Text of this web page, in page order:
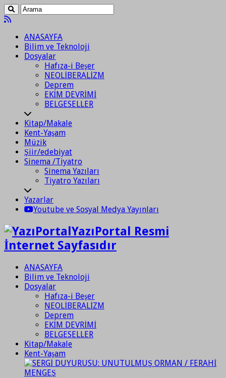
ANASAYFA
Bilim ve Teknoloji
Dosyalar
Hafıza-i Beşer
NEOLİBERALİZM
Deprem
EKİM DEVRİMİ
BELGESELLER
Kitap/Makale
Kent-Yaşam
Müzik
Şiir/edebiyat
Sinema /Tiyatro
Sinema Yazıları
Tiyatro Yazıları
Yazarlar
Youtube ve Sosyal Medya Yayınları
YazıPortal Resmi
İnternet Sayfasıdır
ANASAYFA
Bilim ve Teknoloji
Dosyalar
Hafıza-i Beşer
NEOLİBERALİZM
Deprem
EKİM DEVRİMİ
BELGESELLER
Kitap/Makale
Kent-Yaşam